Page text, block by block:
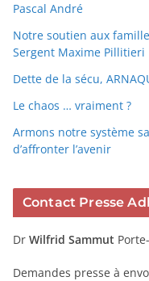
Pascal André
Notre soutien aux
Sergent Maxime Pillitieri
Dette de la sécu,
Le chaos … vraiment ?
Armons notre système
d’affronter l’avenir
Contact Presse
Dr Wilfrid Sammut
Demandes presse à